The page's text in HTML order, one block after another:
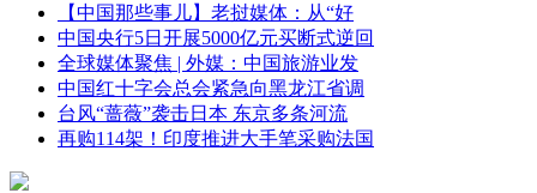
【中国那些事儿】老挝媒体：从“好
中国央行5日开展5000亿元买断式逆回
全球媒体聚焦 | 外媒：中国旅游业发
中国红十字会总会紧急向黑龙江省调
台风“蔷薇”袭击日本 东京多条河流
再购114架！印度推进大手笔采购法国